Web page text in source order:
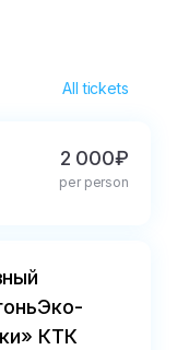
All tickets
2 000₽
per person
КТК